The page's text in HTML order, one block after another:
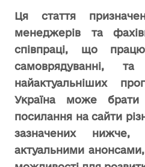
Ця стаття
менеджерів та
співпраці, що
самоврядуванні,
найактуальніших
Україна може брати
посилання на сайти
зазначених
актуальними